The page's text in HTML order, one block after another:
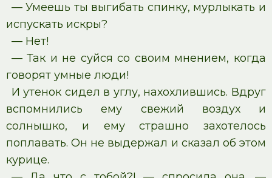
— Умеешь ты выгибать спинку, мурлыкать и
испускать искры?
— Нет!
— Так и не суйся со своим мнением, когда
говорят умные люди!
И утенок сидел в углу, нахохлившись. Вдруг
вспомнились ему свежий воздух и
солнышко, и ему страшно захотелось
поплавать. Он не выдержал и сказал об этом
курице.